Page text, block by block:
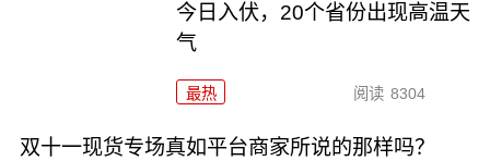
今日入伏，20个省份出现高温天
气
最热 阅读 8304
双十一现货专场真如平台商家所说的那样吗？